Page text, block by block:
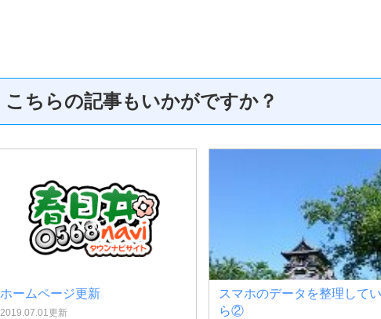
こちらの記事もいかがですか？
ホームページ更新
2019.07.01更新
スマホのデータを整理して
ら②